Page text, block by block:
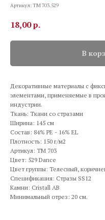
Артикул:TM 703.529
18,00р.
В
Декоративные материалы с
элементами, применяемые в
индустрии.
Ткань: Ткани со стразами
Ширина: 145 см
Состав: 84% PE - 16% EL
Плотность: 150 г/м2
Артикул: TM 703
Цвет: 529 Dance
Цвет группы: Телесный,
Спецификация: Стразы SS12
Камни: Cristall AB
Минимальный отрез: 20 см.